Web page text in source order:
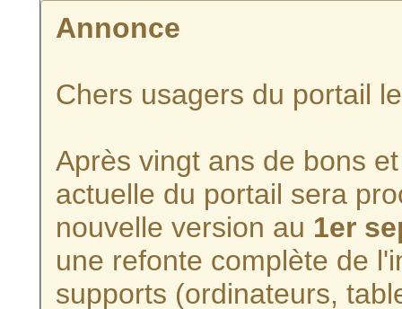
Annonce
Chers usagers du portail
Après vingt ans de bons
actuelle du portail sera
nouvelle version au 1er
une refonte complète de
supports (ordinateurs,